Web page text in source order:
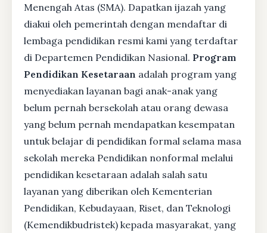
Menengah Atas (SMA). Dapatkan ijazah yang
diakui oleh pemerintah dengan mendaftar di
lembaga pendidikan resmi kami yang terdaftar
di Departemen Pendidikan Nasional. Program
Pendidikan Kesetaraan adalah program yang
menyediakan layanan bagi anak-anak yang
belum pernah bersekolah atau orang dewasa
yang belum pernah mendapatkan kesempatan
untuk belajar di pendidikan formal selama masa
sekolah mereka Pendidikan nonformal melalui
pendidikan kesetaraan adalah salah satu
layanan yang diberikan oleh Kementerian
Pendidikan, Kebudayaan, Riset, dan Teknologi
(Kemendikbudristek) kepada masyarakat, yang